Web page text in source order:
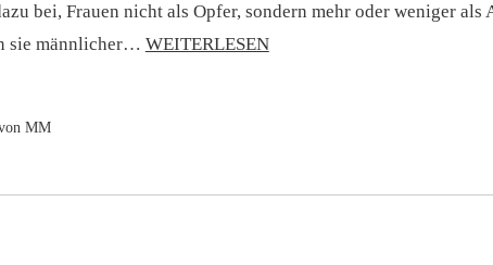
bei, Frauen nicht als Opfer, sondern mehr oder weniger als
sie männlicher… WEITERLESEN
MM